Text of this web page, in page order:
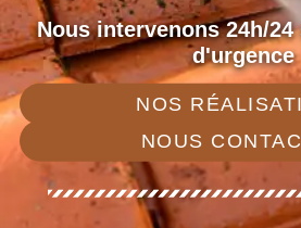
Nous intervenons 24h/
d'urgence
NOS
NOUS